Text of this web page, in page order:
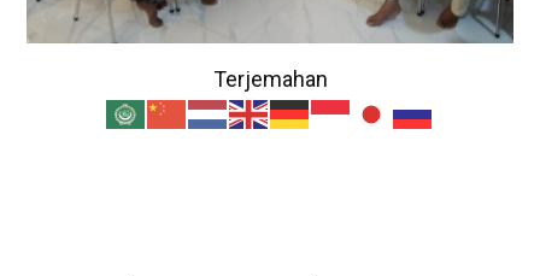
Terjemahan